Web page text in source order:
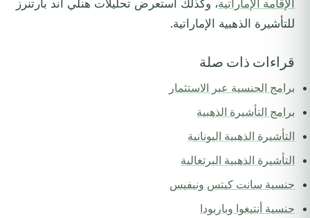
الإقامة الإماراتية، وكذلك استعرض تحليلات هنلي آند بارتنرز
للتأشيرة الذهبية الإماراتية.
قراءات ذات صلة
برامج الجنسية عبر الاستثمار
برامج التأشيرة الذهبية
التأشيرة الذهبية اليونانية
التأشيرة الذهبية البرتغالية
جنسية سانت كيتس ونيفيس
جنسية أنتيغوا وباربودا